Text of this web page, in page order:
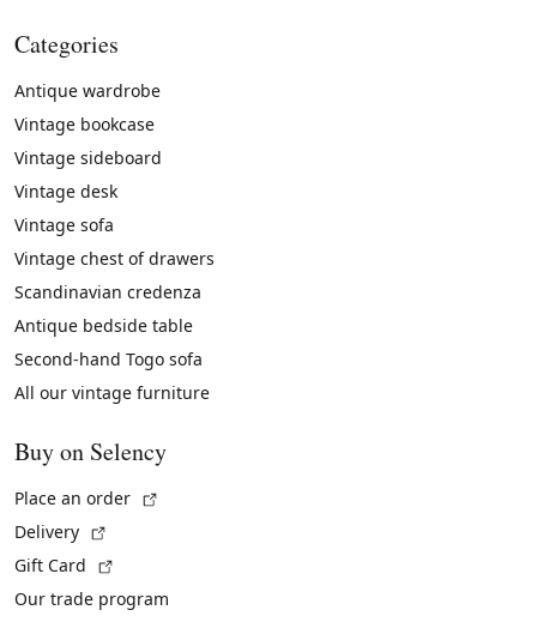
Categories
Antique wardrobe
Vintage bookcase
Vintage sideboard
Vintage desk
Vintage sofa
Vintage chest of drawers
Scandinavian credenza
Antique bedside table
Second-hand Togo sofa
All our vintage furniture
Buy on Selency
Place an order
Delivery
Gift Card
Our trade program